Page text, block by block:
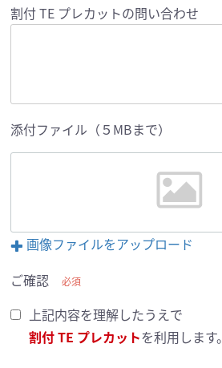
割付 TE プレカットの問い合わせ
添付ファイル（５MBまで）
画像ファイルをアップロード
ご確認
必須
上記内容を理解したうえで
割付 TE プレカットを利用します。